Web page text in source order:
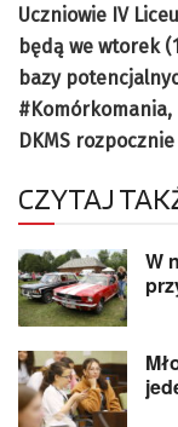
Uczniowie IV
będą we wtorek
bazy
DKMS
CZYTAJ
W